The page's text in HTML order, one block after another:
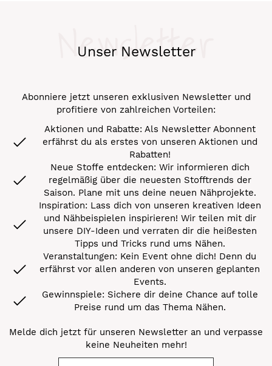
Unser Newsletter
Newsletter
Abonniere jetzt unseren exklusiven Newsletter und
profitiere von zahlreichen Vorteilen:
Aktionen und Rabatte: Als Newsletter Abonnent
erfährst du als erstes von unseren Aktionen und
Rabatten!
Neue Stoffe entdecken: Wir informieren dich
regelmäßig über die neuesten Stofftrends der
Saison. Plane mit uns deine neuen Nähprojekte.
Inspiration: Lass dich von unseren kreativen Ideen
und Nähbeispielen inspirieren! Wir teilen mit dir
unsere DIY-Ideen und verraten dir die heißesten
Tipps und Tricks rund ums Nähen.
Veranstaltungen: Kein Event ohne dich! Denn du
erfährst vor allen anderen von unseren geplanten
Events.
Gewinnspiele: Sichere dir deine Chance auf tolle
Preise rund um das Thema Nähen.
Melde dich jetzt für unseren Newsletter an und verpasse
keine Neuheiten mehr!